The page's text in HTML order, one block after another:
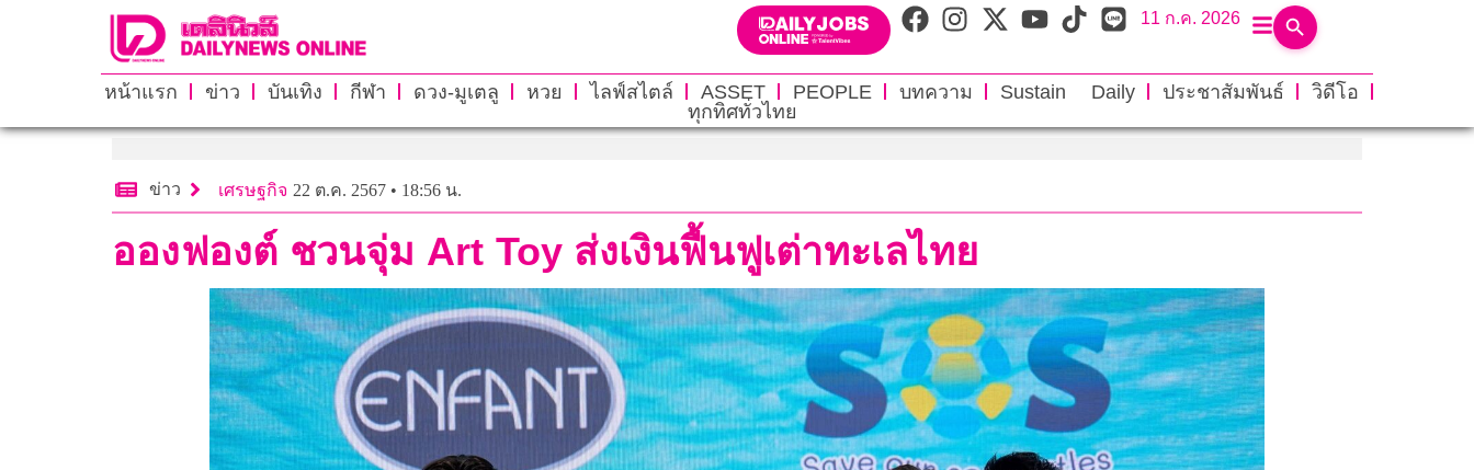
11 ก.ค. 2026
หน้าแรก ข่าว บันเทิง กีฬา ดวง-มูเตลู หวย ไลฟ์สไตล์ ASSET PEOPLE บทความ Sustain Daily ประชาสัมพันธ์
วิดีโอ
ทุกทิศทั่วไทย
ข่าว เศรษฐกิจ 22 ต.ค. 2567 • 18:56 น.
อองฟองต์ ชวนจุ่ม Art Toy ส่งเงินฟื้นฟูเต่าทะเลไทย